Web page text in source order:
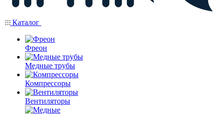
Каталог
Фреон
Медные трубы
Компрессоры
Вентиляторы